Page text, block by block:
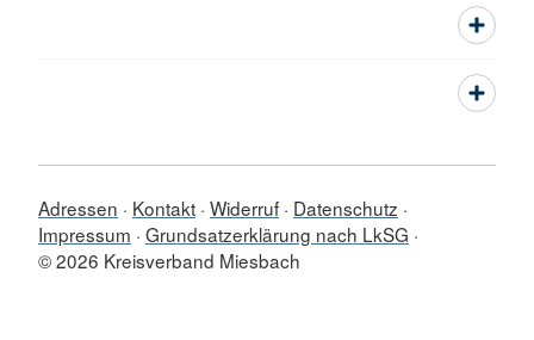
Adressen Kontakt Widerruf Datenschutz
Impressum Grundsatzerklärung nach LkSG
© 2026 Kreisverband Miesbach